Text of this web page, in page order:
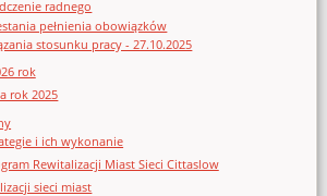
radnego
pełnienia obowiązków
stosunku pracy - 27.10.2025
rok
rok 2025
i ich wykonanie
Rewitalizacji Miast Sieci Cittaslow
sieci miast